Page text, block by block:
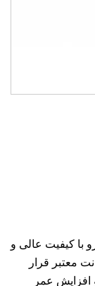
با کیفیت عالی و
معتبر قرار
افزایش عمر